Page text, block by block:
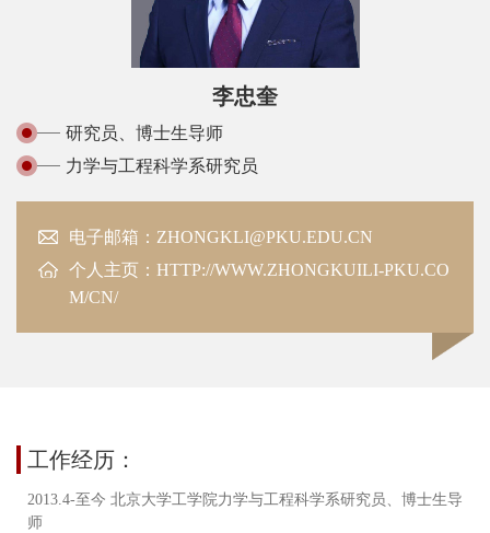
李忠奎
研究员、博士生导师
力学与工程科学系研究员
电子邮箱：ZHONGKLI@PKU.EDU.CN
个人主页： HTTP://WWW.ZHONGKUILI-PKU.CO
M/CN/
工作经历：
2013.4-至今 北京大学工学院力学与工程科学系研究员、博士生导
师